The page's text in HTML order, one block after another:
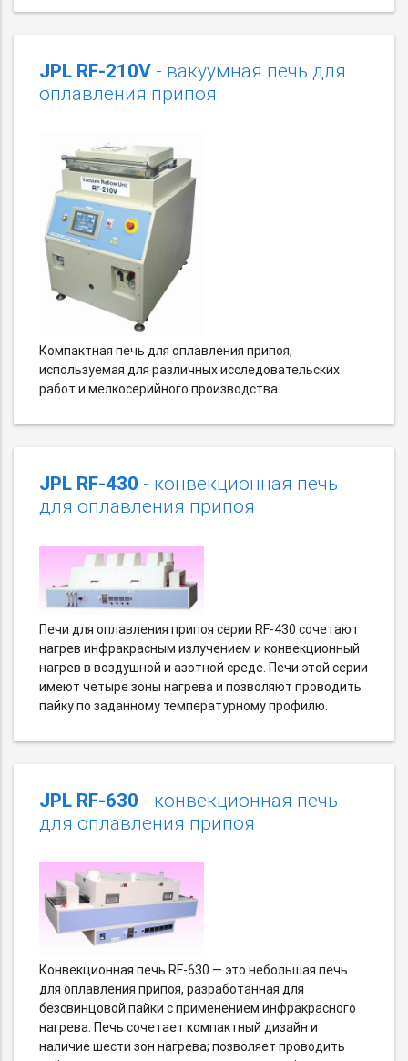
JPL RF-210V - вакуумная печь для
оплавления припоя
Компактная печь для оплавления припоя,
используемая для различных исследовательских
работ и мелкосерийного производства.
JPL RF-430 - конвекционная печь
для оплавления припоя
Печи для оплавления припоя серии RF-430 сочетают
нагрев инфракрасным излучением и конвекционный
нагрев в воздушной и азотной среде. Печи этой серии
имеют четыре зоны нагрева и позволяют проводить
пайку по заданному температурному профилю.
JPL RF-630 - конвекционная печь
для оплавления припоя
Конвекционная печь RF-630 — это небольшая печь
для оплавления припоя, разработанная для
безсвинцовой пайки с применением инфракрасного
нагрева. Печь сочетает компактный дизайн и
наличие шести зон нагрева; позволяет проводить